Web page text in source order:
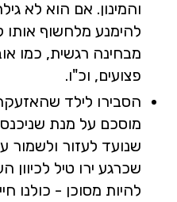
והמינון. אם הוא לא
להימנע מלחשוף אותו
מבחינה רגשית, כמו
פצועים, וכ"ו.
הסבירו לילד
מוסכם על מנת שניכנס
שנועד לעזור ולשמור
שכרגע ירו טיל לכיוון
להיות מסוכן - כולנו